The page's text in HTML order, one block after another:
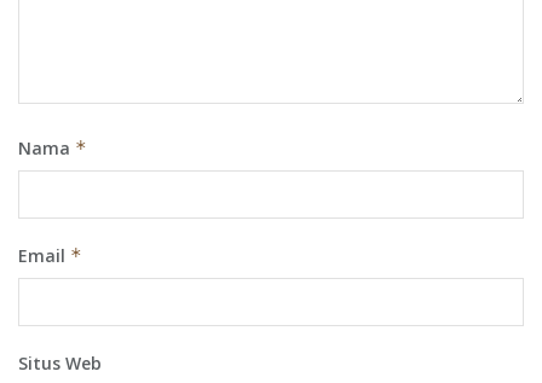
Nama *
Email *
Situs Web